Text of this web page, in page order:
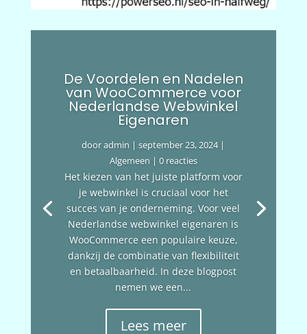
De Voordelen en Nadelen
van WooCommerce voor
Nederlandse Webwinkel
Eigenaren
dooradmin |september 23, 2024|
Algemeen | 0 reacties
Het kiezen van het juiste platform voor
je webwinkel is cruciaal voor het
succes van je onderneming. Voor veel
Nederlandse webwinkel eigenaren is
WooCommerce een populaire keuze,
dankzij de combinatie van flexibiliteit
en betaalbaarheid. In deze blogpost
nemen we een...
Lees meer